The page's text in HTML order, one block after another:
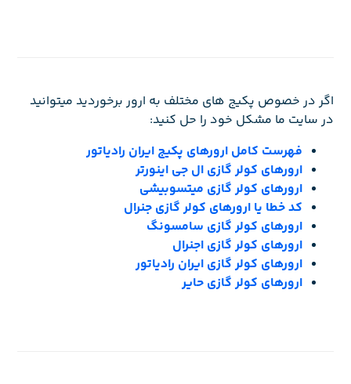
اگر در خصوص پکیج های مختلف به ارور برخوردید میتوانید
در سایت ما مشکل خود را حل کنید:
فهرست کامل ارورهای پکیج ایران رادیاتور
ارورهای کولر گازی ال جی اینورتر
ارورهای کولر گازی میتسوبیشی
کد خطا یا ارورهای کولر گازی جنرال
ارورهای کولر گازی سامسونگ
ارورهای کولر گازی اجنرال
ارورهای کولر گازی ایران رادیاتور
ارورهای کولر گازی حایر